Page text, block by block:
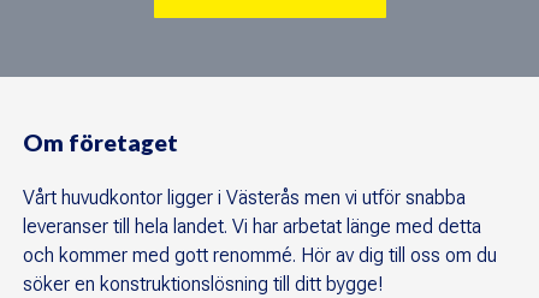
Om företaget
Vårt huvudkontor ligger i Västerås men vi utför snabba
leveranser till hela landet. Vi har arbetat länge med detta
och kommer med gott renommé. Hör av dig till oss om du
söker en konstruktionslösning till ditt bygge!